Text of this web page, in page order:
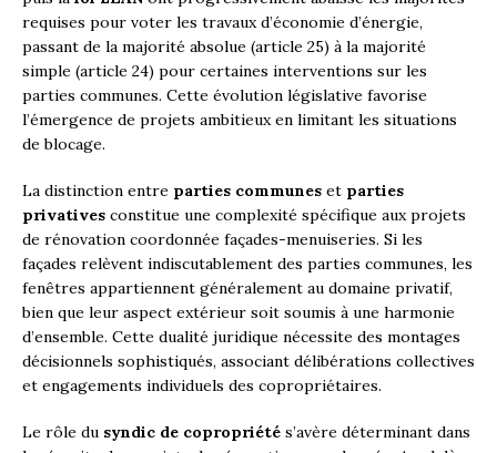
requises pour voter les travaux d’économie d’énergie,
passant de la majorité absolue (article 25) à la majorité
simple (article 24) pour certaines interventions sur les
parties communes. Cette évolution législative favorise
l’émergence de projets ambitieux en limitant les situations
de blocage.
La distinction entre parties communes et parties
privatives constitue une complexité spécifique aux projets
de rénovation coordonnée façades-menuiseries. Si les
façades relèvent indiscutablement des parties communes, les
fenêtres appartiennent généralement au domaine privatif,
bien que leur aspect extérieur soit soumis à une harmonie
d’ensemble. Cette dualité juridique nécessite des montages
décisionnels sophistiqués, associant délibérations collectives
et engagements individuels des copropriétaires.
Le rôle du syndic de copropriété s’avère déterminant dans